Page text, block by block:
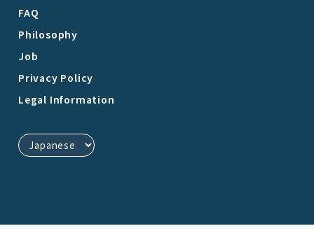
FAQ
Philosophy
Job
Privacy Policy
Legal Information